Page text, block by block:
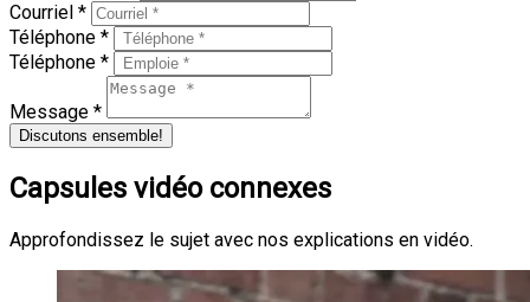
Courriel *
Téléphone *
Téléphone *
Message *
Discutons ensemble!
Capsules vidéo connexes
Approfondissez le sujet avec nos explications en vidéo.